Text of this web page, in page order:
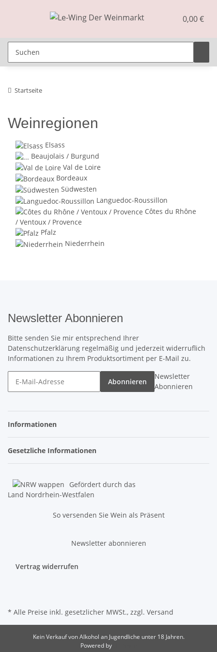
0,00 €
Startseite
Weinregionen
Elsass
Beaujolais / Burgund
Val de Loire
Bordeaux
Südwesten
Languedoc-Roussillon
Côtes du Rhône
/ Ventoux / Provence
Pfalz
Niederrhein
Newsletter Abonnieren
Bitte senden Sie mir entsprechend Ihrer
Datenschutzerklärung regelmäßig und jederzeit widerruflich
Informationen zu Ihrem Produktsortiment per E-Mail zu.
Abonnieren
Newsletter
Abonnieren
Informationen
Gesetzliche Informationen
Gefördert durch das
Land Nordrhein-Westfalen
So versenden Sie Wein als Präsent
Newsletter abonnieren
Vertrag widerrufen
* Alle Preise inkl. gesetzlicher MWSt., zzgl. Versand
Kein Verkauf von Alkohol an Jugendliche unter 18 Jahren.
Powered by